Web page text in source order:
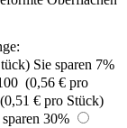
Sie sparen 7%
(0,56 € pro
€ pro Stück)
sparen 30%